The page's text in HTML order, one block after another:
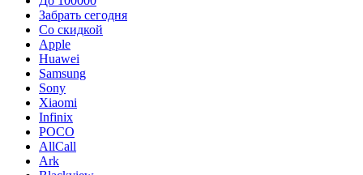
Забрать сегодня
Со скидкой
Apple
Huawei
Samsung
Sony
Xiaomi
Infinix
POCO
AllCall
Ark